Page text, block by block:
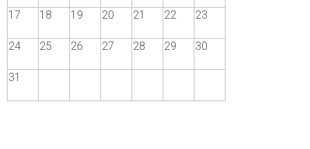
17 18 19 20 21 22 23
24 25 26 27 28 29 30
31